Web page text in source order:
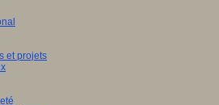
et projets